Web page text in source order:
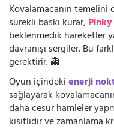
Kovalamacanın temelini
sürekli baskı kurar, Pinky
beklenmedik hareketler
davranışı sergiler. Bu
gerektirir. 👻
Oyun içindekienerji
sağlayarak
daha cesur hamleler
kısıtlıdır ve zamanlama